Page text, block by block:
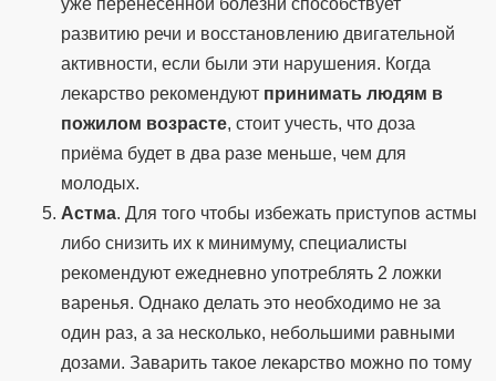
уже перенесённой болезни способствует
развитию речи и восстановлению двигательной
активности, если были эти нарушения. Когда
лекарство рекомендуют принимать людям в
пожилом возрасте, стоит учесть, что доза
приёма будет в два разе меньше, чем для
молодых.
Астма. Для того чтобы избежать приступов астмы
либо снизить их к минимуму, специалисты
рекомендуют ежедневно употреблять 2 ложки
варенья. Однако делать это необходимо не за
один раз, а за несколько, небольшими равными
дозами. Заварить такое лекарство можно по тому